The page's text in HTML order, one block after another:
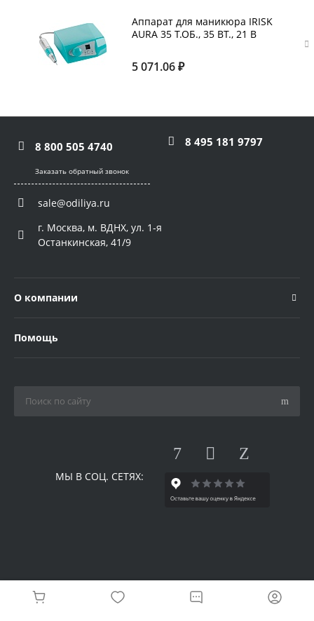
Аппарат для маникюра IRISK
AURA 35 Т.ОБ., 35 ВТ., 21 В
5 071.06 ₽
8 800 505 4740 8 495 181 9797
Заказать обратный звонок
sale@odiliya.ru
г. Москва, м. ВДНХ, ул. 1-я
Останкинская, 41/9
О компании
Помощь
МЫ В СОЦ. СЕТЯХ: